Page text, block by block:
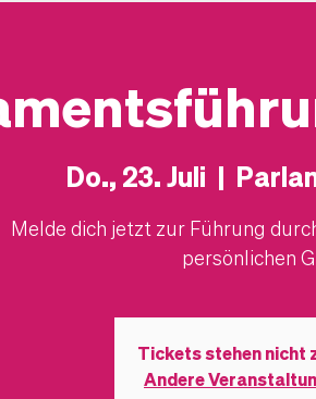
Do., 23. Juli
  |
Melde dich jetzt zur Führung
persönlichen
Tickets stehen nicht
Andere